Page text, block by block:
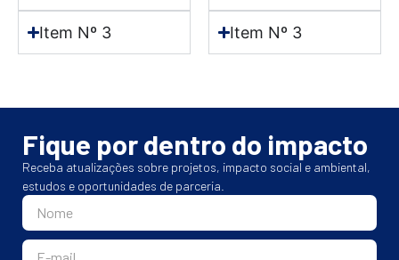
Item Nº 3 Item Nº 3
Fique por dentro do impacto
Receba atualizações sobre projetos, impacto social e ambiental,
estudos e oportunidades de parceria.